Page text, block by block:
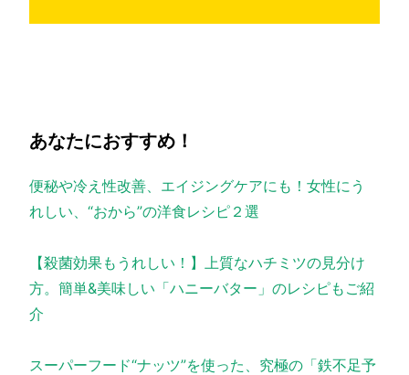
あなたにおすすめ！
便秘や冷え性改善、エイジングケアにも！女性にう
れしい、“おから”の洋食レシピ２選
【殺菌効果もうれしい！】上質なハチミツの見分け
方。簡単&美味しい「ハニーバター」のレシピもご紹
介
スーパーフード“ナッツ”を使った、究極の「鉄不足予